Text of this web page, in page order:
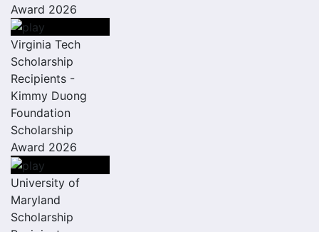
Award 2026
Virginia Tech
Scholarship
Recipients -
Kimmy Duong
Foundation
Scholarship
Award 2026
University of
Maryland
Scholarship